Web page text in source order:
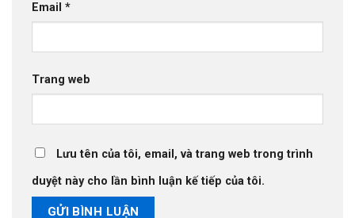
Email *
Trang web
Lưu tên của tôi, email, và trang web trong trình
duyệt này cho lần bình luận kế tiếp của tôi.